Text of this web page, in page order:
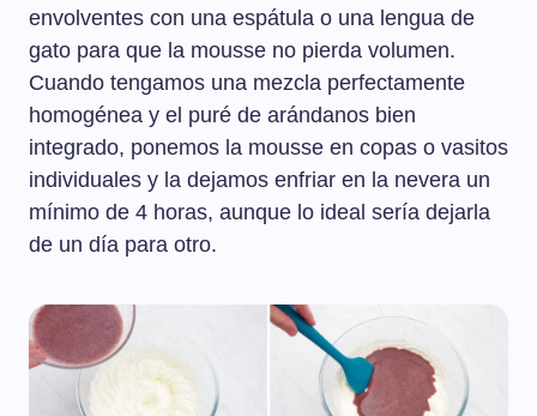
envolventes con una espátula o una lengua de
gato para que la mousse no pierda volumen.
Cuando tengamos una mezcla perfectamente
homogénea y el puré de arándanos bien
integrado, ponemos la mousse en copas o vasitos
individuales y la dejamos enfriar en la nevera un
mínimo de 4 horas, aunque lo ideal sería dejarla
de un día para otro.